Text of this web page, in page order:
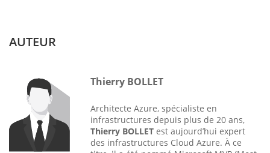
AUTEUR
Thierry BOLLET
Architecte Azure, spécialiste en
infrastructures depuis plus de 20 ans,
Thierry BOLLET est aujourd’hui expert
des infrastructures Cloud Azure. À ce